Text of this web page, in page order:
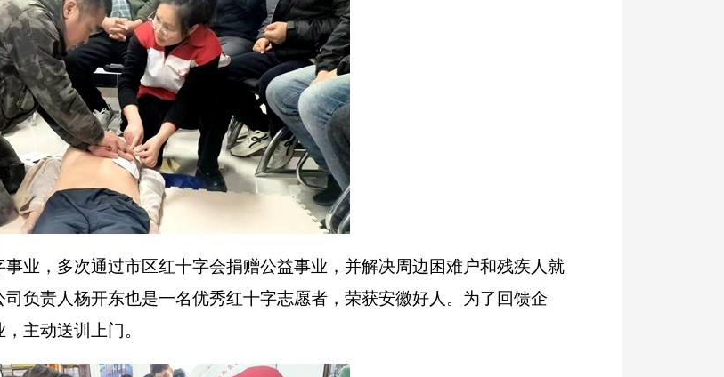
，多次通过市区红十字会捐赠公益事业，并解决周边困难户和残疾人就
负责人杨开东也是一名优秀红十字志愿者，荣获安徽好人。为了回馈企
主动送训上门。